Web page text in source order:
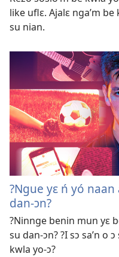
like uflɛ. Ajalɛ nga’m
su nian.
?Ngue yɛ ń yó naan
dan-ɔn?
?Ninnge benin mun yɛ
su dan-ɔn? ?I sɔ sa’n o
kwla yo-ɔ?